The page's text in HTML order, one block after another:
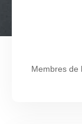
Membres de